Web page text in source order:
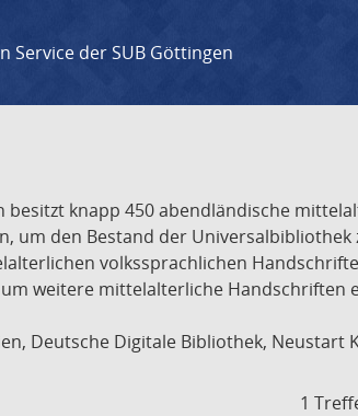
Service der SUB Göttingen
knapp 450 abendländische
um den Bestand der
volkssprachlichen
weitere mittelalterliche Handschriften
Deutsche Digitale Bibliothek, Neustart
1